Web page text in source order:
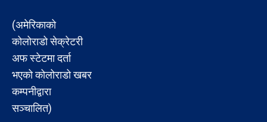
(अमेरिकाको
कोलोराडो सेक्रेटरी
अफ स्टेटमा दर्ता
भएको कोलोराडो खबर
कम्पनीद्वारा
सञ्चालित)